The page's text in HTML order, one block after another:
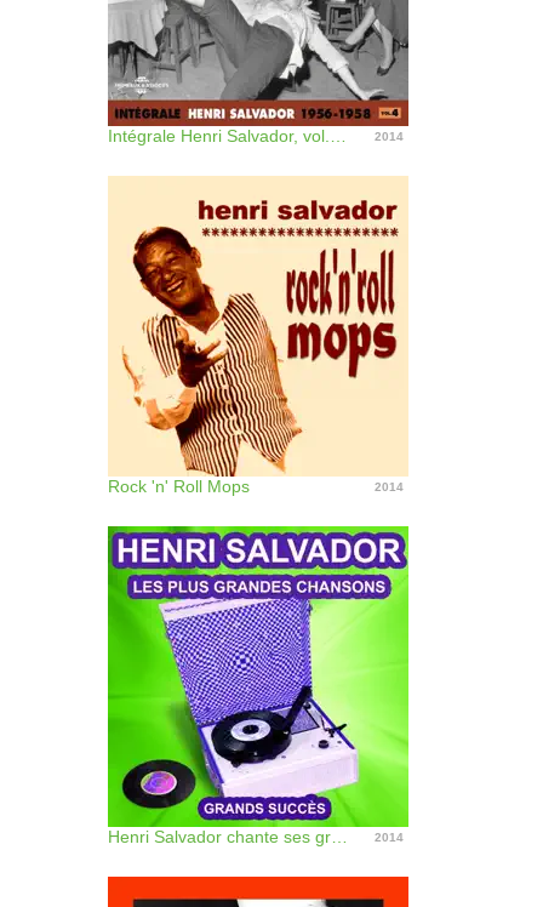
2014
Rock 'n' Roll Mops 2014
2014